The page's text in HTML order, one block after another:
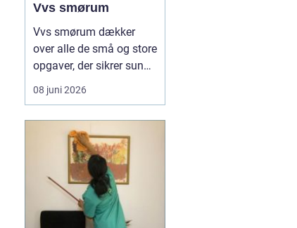
Vvs smørum
Vvs smørum dækker
over alle de små og store
opgaver, der sikrer sunde
installationer i din bolig
eller erhvervsejendom.
varme og et
velfungerende afløb for
givet, indtil noget går
galt. Når rørene løber
over, radiatoren er kold,
ell...
08 juni 2026